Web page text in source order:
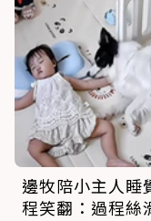
邊牧陪小主人睡
程笑翻：過程絲